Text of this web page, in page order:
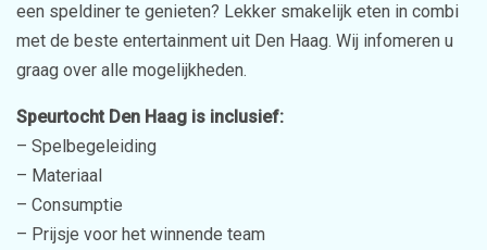
een speldiner te genieten? Lekker smakelijk eten in combi
met de beste entertainment uit Den Haag. Wij infomeren u
graag over alle mogelijkheden.
Speurtocht Den Haag is inclusief:
– Spelbegeleiding
– Materiaal
– Consumptie
– Prijsje voor het winnende team